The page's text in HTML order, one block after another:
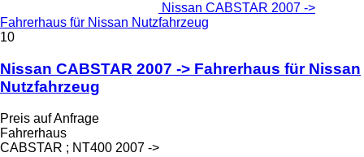
Nissan CABSTAR 2007 ->
Fahrerhaus für Nissan Nutzfahrzeug
10
Nissan CABSTAR 2007 -> Fahrerhaus für Nissan
Nutzfahrzeug
Preis auf Anfrage
Fahrerhaus
CABSTAR ; NT400 2007 ->